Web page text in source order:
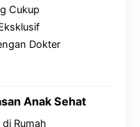
Cukup
Dokter
Anak Sehat
Rumah